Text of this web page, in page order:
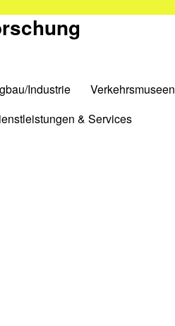
Industrie
Verkehrsmuseen
& Services